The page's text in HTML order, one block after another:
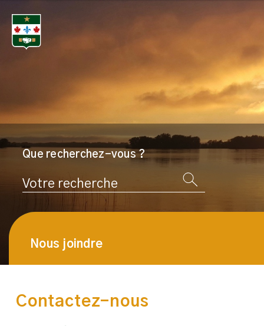
Contactez-nous
Que recherchez-vous ?
Rechercher
Nous joindre